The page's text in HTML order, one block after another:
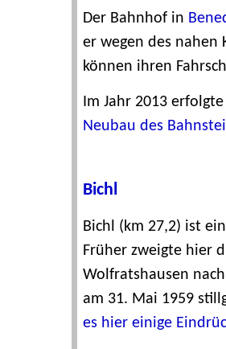
Der Bahnhof in
er wegen des nahen
können ihren
Im Jahr 2013
Neubau des
Bichl
Bichl (km 27,2) ist
Früher zweigte hier
Wolfratshausen
am 31. Mai 1959
es hier einige